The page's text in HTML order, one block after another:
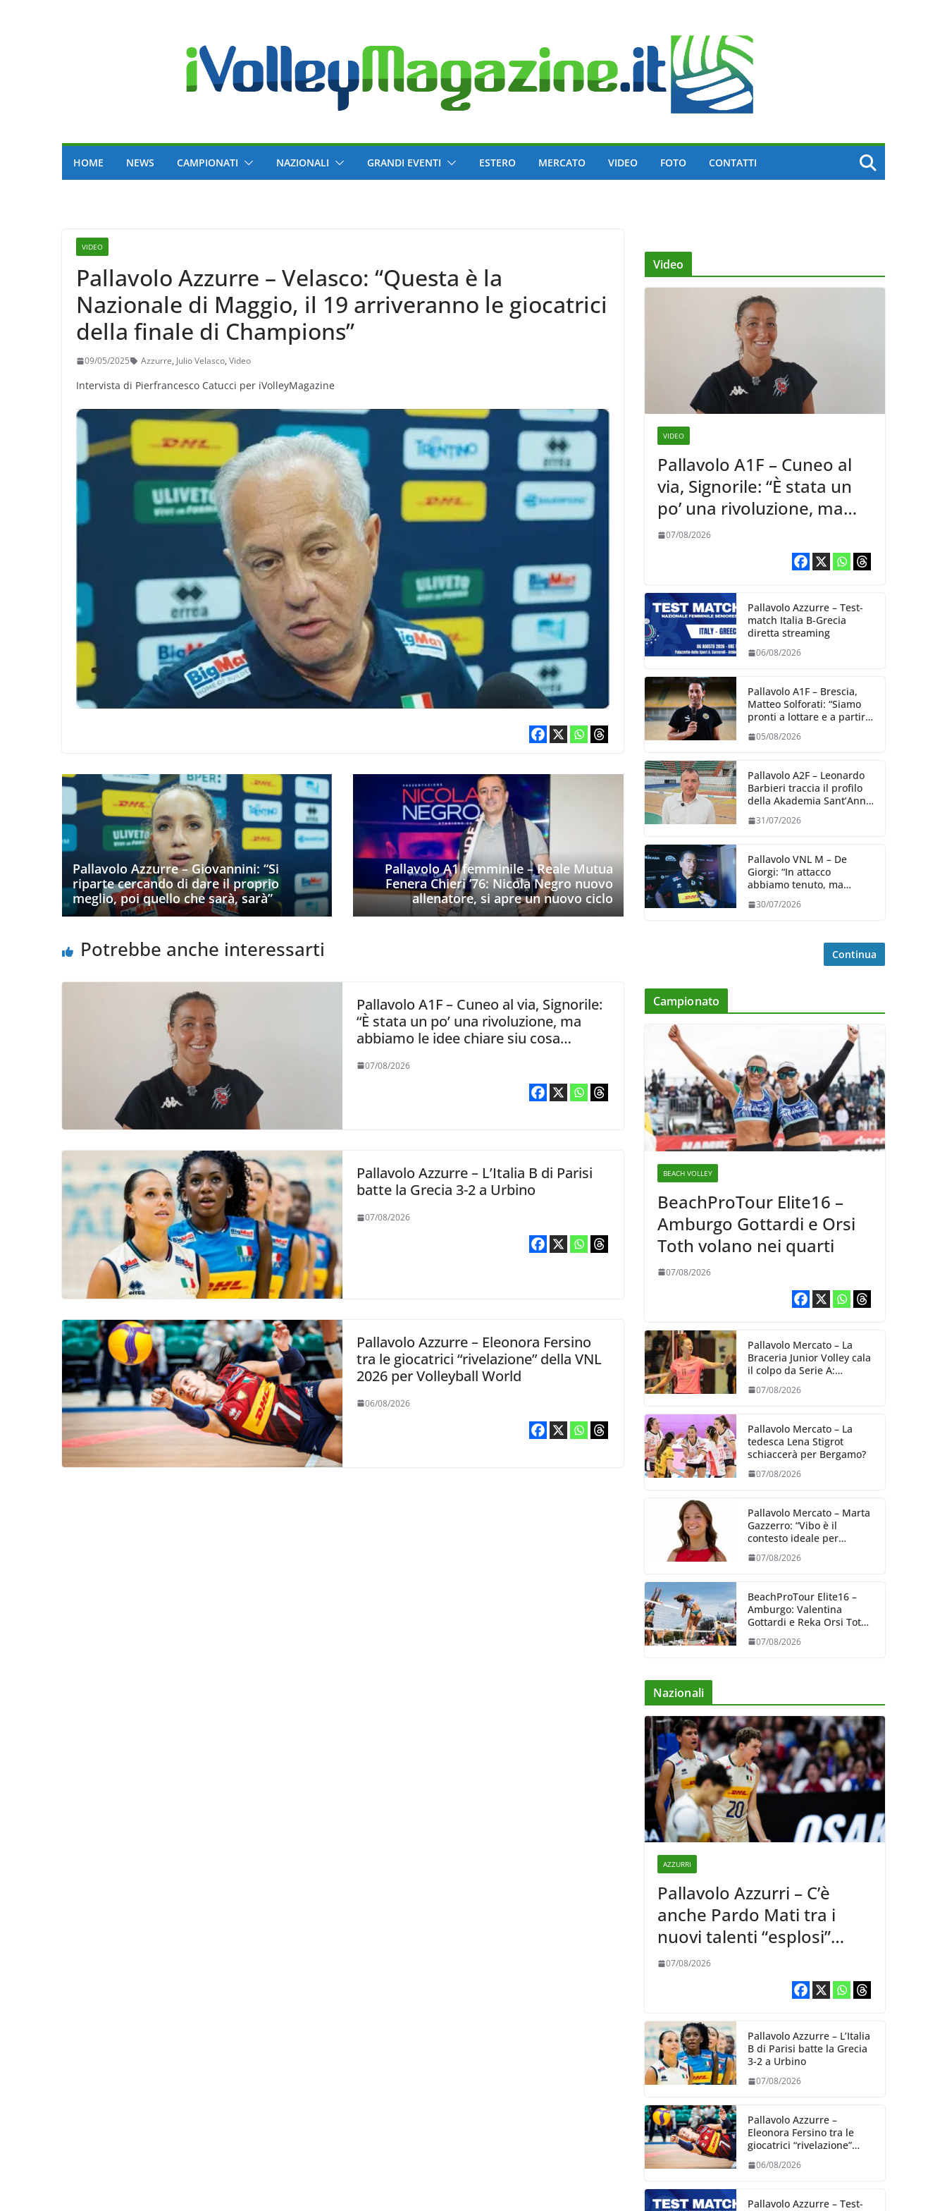
HOME NEWS CAMPIONATI NAZIONALI GRANDI EVENTI ESTERO MERCATO VIDEO FOTO CONTATTI
VIDEO
Pallavolo Azzurre – Velasco: “Questa è la
Nazionale di Maggio, il 19 arriveranno le giocatrici
della finale di Champions”
09/05/2025 Azzurre, Julio Velasco, Video
Intervista di Pierfrancesco Catucci per iVolleyMagazine
Pallavolo Azzurre – Giovannini: “Si
riparte cercando di dare il proprio
meglio, poi quello che sarà, sarà”
Pallavolo A1 femminile – Reale Mutua
Fenera Chieri ’76: Nicola Negro nuovo
allenatore, si apre un nuovo ciclo
Potrebbe anche interessarti
Pallavolo A1F – Cuneo al via, Signorile:
“È stata un po’ una rivoluzione, ma
abbiamo le idee chiare siu cosa
07/08/2026
Pallavolo Azzurre – L’Italia B di Parisi
batte la Grecia 3-2 a Urbino
07/08/2026
Pallavolo Azzurre – Eleonora Fersino
tra le giocatrici “rivelazione” della VNL
2026 per Volleyball World
06/08/2026
Video
VIDEO
Pallavolo A1F – Cuneo al
via, Signorile: “È stata un
po’ una rivoluzione, ma
abbiamo le idee chiare siu
cosa vogliamo fare”
07/08/2026
Pallavolo Azzurre – Test-
match Italia B-Grecia
diretta streaming
06/08/2026
Pallavolo A1F – Brescia,
Matteo Solforati: “Siamo
pronti a lottare e a partire
giorno”
05/08/2026
Pallavolo A2F – Leonardo
Barbieri traccia il profilo
della Akademia Sant’Anna
31/07/2026
Pallavolo VNL M – De
Giorgi: “In attacco
abbiamo tenuto, ma
dalla prestazione in
30/07/2026
Continua
Campionato
BEACH VOLLEY
BeachProTour Elite16 –
Amburgo Gottardi e Orsi
Toth volano nei quarti
07/08/2026
Pallavolo Mercato – La
Braceria Junior Volley cala
il colpo da Serie A:
Barbara Varaldo è il nuovo
riferimento dell’attacco
07/08/2026
Pallavolo Mercato – La
tedesca Lena Stigrot
schiaccerà per Bergamo?
07/08/2026
Pallavolo Mercato – Marta
Gazzerro: “Vibo è il
contesto ideale per
crescere e mettermi alla
prova”
07/08/2026
BeachProTour Elite16 –
Amburgo: Valentina
Gottardi e Reka Orsi Toth
partenza lanciata
07/08/2026
Nazionali
AZZURRI
Pallavolo Azzurri – C’è
anche Pardo Mati tra i
nuovi talenti “esplosi”
nella VNL 2026 per
07/08/2026
Pallavolo Azzurre – L’Italia
B di Parisi batte la Grecia
3-2 a Urbino
07/08/2026
Pallavolo Azzurre –
Eleonora Fersino tra le
giocatrici “rivelazione”
Volleyball World
06/08/2026
Pallavolo Azzurre – Test-